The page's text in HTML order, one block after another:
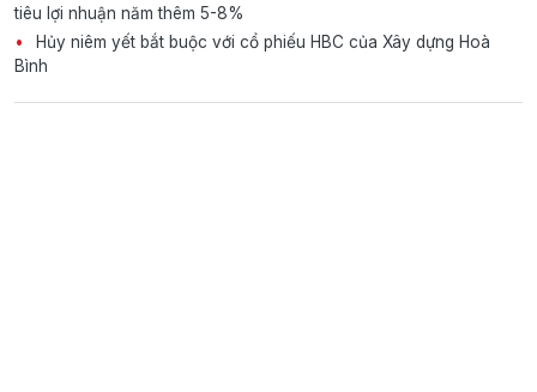
tiêu lợi nhuận năm thêm 5-8%
Hủy niêm yết bắt buộc với cổ phiếu HBC của Xây dựng Hoà
Bình